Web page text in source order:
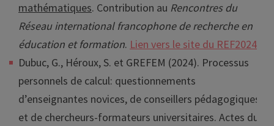
mathématiques. Contribution au Rencontres du
Réseau international francophone de recherche en
éducation et formation. Lien vers le site du REF2024
Dubuc, G., Héroux, S. et GREFEM (2024). Processus
personnels de calcul: questionnements
d’enseignantes novices, de conseillers pédagogiques
et de chercheurs-formateurs universitaires. Actes du